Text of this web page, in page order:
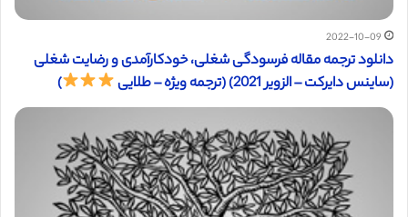
2022-10-09
دانلود ترجمه مقاله فرسودگی شغلی، خودکارآمدی و رضایت شغلی
(ساینس دایرکت – الزویر 2021) (ترجمه ویژه – طلایی
)